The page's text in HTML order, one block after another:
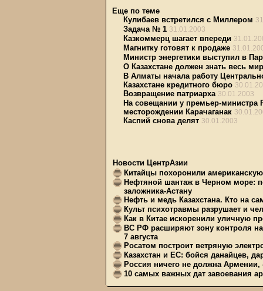
Еще по теме
Кулибаев встретился с Миллером
Задача № 1 31.01.2003
Казкоммерц шагает впереди
Магнитку готовят к продаже
Министр энергетики выступил в
О Казахстане должен знать весь мир
В Алматы начала работу
Казахстане кредитного бюро
Возвращение патриарха 30.01.2003
На совещании у премьер-министра
месторождении Карачаганак
Каспий снова делят 30.01.2003
Новости ЦентрАзии
Китайцы похоронили
Нефтяной шантаж в Черном море:
заложника-Астану
Нефть и медь Казахстана. Кто на
Культ психотравмы разрушает и
Как в Китае искоренили уличную
ВС РФ расширяют зону контроля на
7 августа
Росатом построит ветряную
Казахстан и ЕС: бойся данайцев,
Россия ничего не должна Армении,
10 самых важных дат завоевания